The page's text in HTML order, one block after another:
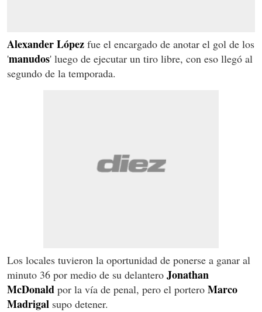
Alexander López fue el encargado de anotar el gol de los
'manudos' luego de ejecutar un tiro libre, con eso llegó al
segundo de la temporada.
Los locales tuvieron la oportunidad de ponerse a ganar al
minuto 36 por medio de su delantero Jonathan
McDonald por la vía de penal, pero el portero Marco
Madrigal supo detener.